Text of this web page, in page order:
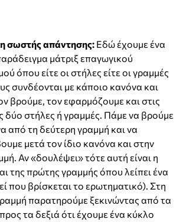
σωστής απάντησης: Εδώ έχουμε ένα
μάτριξ επαγωγικού
όπου είτε οι στήλες είτε οι γραμμές
συνδέονται με κάποιο κανόνα και
βρούμε, τον εφαρμόζουμε και στις
δύο στήλες ή γραμμές. Πάμε να βρούμε
από τη δεύτερη γραμμή και να
μετά τον ίδιο κανόνα και στην
Αν «δουλέψει» τότε αυτή είναι η
της πρώτης γραμμής όπου λείπει ένα
που βρίσκεται το ερωτηματικό). Στη
παρατηρούμε ξεκινώντας από τα
τα δεξιά ότι έχουμε ένα κύκλο